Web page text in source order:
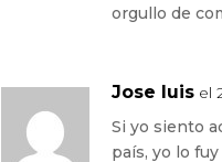
orgullo de
Jose luis el
Si yo siento
país, yo lo